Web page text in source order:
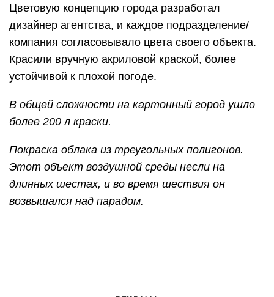
Цветовую концепцию города разработал
дизайнер агентства, и каждое подразделение/
компания согласовывало цвета своего объекта.
Красили вручную акриловой краской, более
устойчивой к плохой погоде.
В общей сложности на картонный город ушло
более 200 л краски.
Покраска облака из треугольных полигонов.
Этот объект воздушной среды несли на
длинных шестах, и во время шествия он
возвышался над парадом.